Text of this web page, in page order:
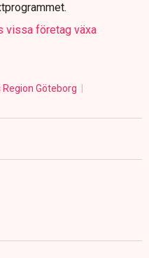
vissa företag växa
Region Göteborg